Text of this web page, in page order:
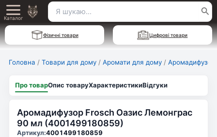
Перейти
до
вмісту
Main
Menu
Каталог
Пошук
для:
Фізичні товари Цифрові товари
Головна / Товари для дому / Аромати для дому /
Про товарОпис товаруХарактеристикиВідгуки
Аромадифузор Frosch Оазис Лемонграс
90 мл (4001499180859)
Артикул:4001499180859